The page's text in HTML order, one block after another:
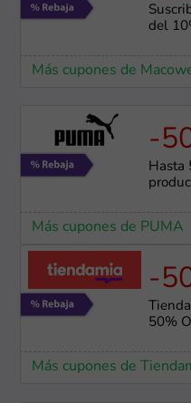
del
Más cupones de
-
Hasta
Más cupones de PUMA
-
50%
Más cupones de